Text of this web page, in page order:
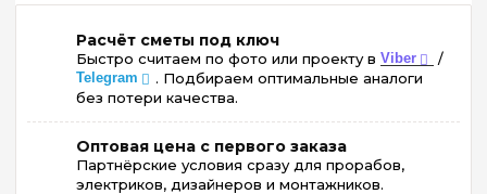
Расчёт сметы под ключ
Быстро считаем по фото или проекту в Viber /
Telegram
. Подбираем оптимальные аналоги
без потери качества.
Оптовая цена с первого заказа
Партнёрские условия сразу для прорабов,
электриков, дизайнеров и монтажников.